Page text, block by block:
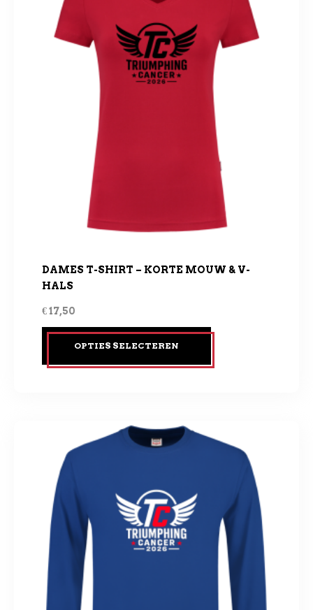
DAMES T-SHIRT – KORTE MOUW & V-
HALS
€17,50
OPTIES SELECTEREN